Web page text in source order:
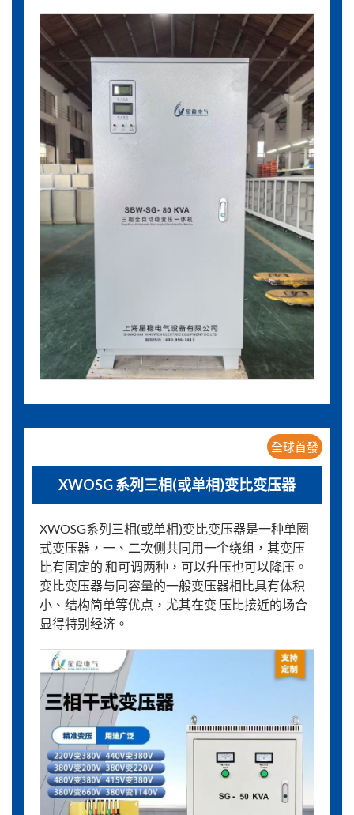
全球首發
XWOSG 系列三相(或单相)变比变压器
XWOSG系列三相(或单相)变比变压器是一种单圈
式变压器，一、二次侧共同用一个绕组，其变压
比有固定的 和可调两种，可以升压也可以降压。
变比变压器与同容量的一般变压器相比具有体积
小、结构简单等优点，尤其在变 压比接近的场合
显得特别经济。